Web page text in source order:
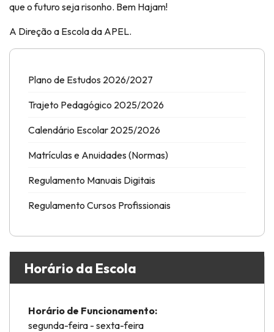
que o futuro seja risonho. Bem Hajam!
A Direção a Escola da APEL.
Plano de Estudos 2026/2027
Trajeto Pedagógico 2025/2026
Calendário Escolar 2025/2026
Matrículas e Anuidades (Normas)
Regulamento Manuais Digitais
Regulamento Cursos Profissionais
Horário da Escola
Horário de Funcionamento:
segunda-feira - sexta-feira